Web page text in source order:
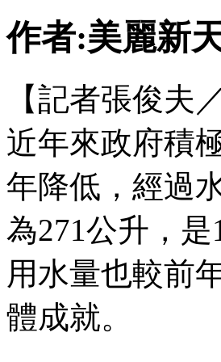
作者:美麗新
【記者張俊夫
近年來政府積
年降低，經過
為271公升，
用水量也較前
體成就。